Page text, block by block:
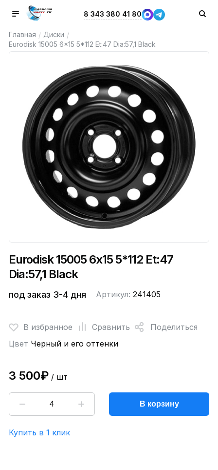
8 343 380 41 80
Главная / Диски /
Eurodisk 15005 6x15 5*112 Et:47 Dia:57,1 Black
Eurodisk 15005 6x15 5*112 Et:47
Dia:57,1 Black
под заказ 3-4 дня Артикул: 241405
В избранное Сравнить
Поделиться
Цвет Черный и его оттенки
3 500₽/ шт
В корзину
Купить в 1 клик